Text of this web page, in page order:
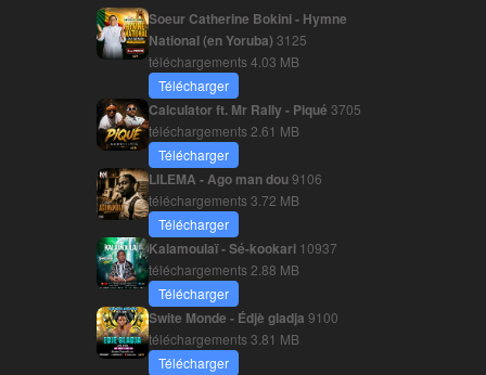
Soeur Catherine Bokini - Hymne
National (en Yoruba) 3125
téléchargements4.03 MB
Télécharger
Calculator ft. Mr Rally - Piqué 3705
téléchargements 2.61 MB
Télécharger
LILEMA - Ago man dou9106
téléchargements3.72 MB
Télécharger
Kalamoulaï - Sé-kookari 10937
téléchargements 2.88 MB
Télécharger
Swite Monde - Édjè gladja 9100
téléchargements3.81 MB
Télécharger